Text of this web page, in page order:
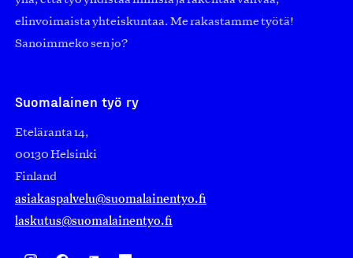
elinvoimaista yhteiskuntaa. Me rakastamme työtä!
Sanoimmeko sen jo?
Suomalainen työ ry
Eteläranta 14,
00130 Helsinki
Finland
asiakaspalvelu@suomalainentyo.fi
laskutus@suomalainentyo.fi